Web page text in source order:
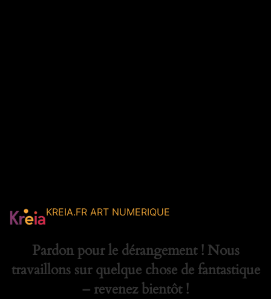
KREIA.FR ART NUMERIQUE
Pardon pour le dérangement ! Nous
travaillons sur quelque chose de fantastique
– revenez bientôt !